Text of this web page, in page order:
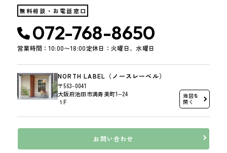
無料相談・お電話窓口
072-768-8650
営業時間：10:00〜18:00定休日：火曜日、水曜日
NORTH LABEL（ノースレーベル）
〒563-0041
大阪府池田市満寿美町1−24
１F
地図を
開く
お問い合わせ